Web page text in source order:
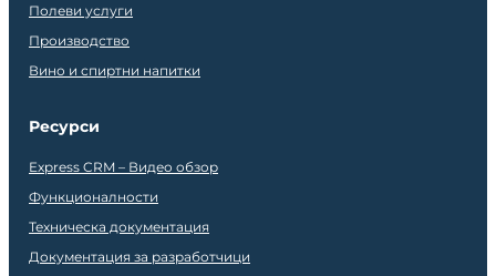
Полеви услуги
Производство
Вино и спиртни напитки
Ресурси
Express CRM – Видео обзор
Функционалности
Техническа документация
Документация за разработчици